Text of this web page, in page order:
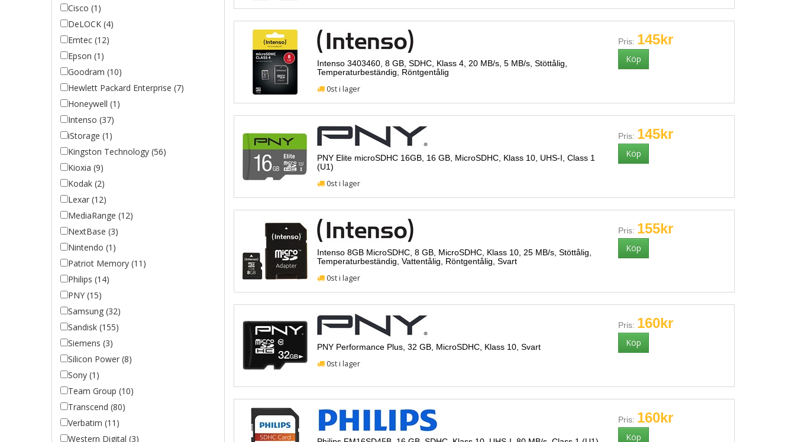
Cisco (1)
DeLOCK (4)
Emtec (12)
Epson (1)
Goodram (10)
Hewlett Packard Enterprise (7)
Honeywell (1)
Intenso (37)
iStorage (1)
Kingston Technology (56)
Kioxia (9)
Kodak (2)
Lexar (12)
MediaRange (12)
NextBase (3)
Nintendo (1)
Patriot Memory (11)
Philips (14)
PNY (15)
Samsung (32)
Sandisk (155)
Siemens (3)
Silicon Power (8)
Sony (1)
Team Group (10)
Transcend (80)
Verbatim (11)
Western Digital (3)
Intenso 3403460, 8 GB, SDHC, Klass 4, 20 MB/s, 5 MB/s, Stöttålig,
Temperaturbeständig, Röntgentålig
0st i lager
Pris: 145kr
PNY Elite microSDHC 16GB, 16 GB, MicroSDHC, Klass 10, UHS-I, Class 1
(U1)
0st i lager
Pris: 145kr
Intenso 8GB MicroSDHC, 8 GB, MicroSDHC, Klass 10, 25 MB/s, Stöttålig,
Temperaturbeständig, Vattentålig, Röntgentålig, Svart
0st i lager
Pris: 155kr
PNY Performance Plus, 32 GB, MicroSDHC, Klass 10, Svart
0st i lager
Pris: 160kr
Pris: 160kr